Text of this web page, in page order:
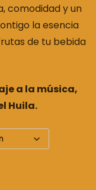
comodidad y un
la esencia
de tu bebida
a la música,
Huila.